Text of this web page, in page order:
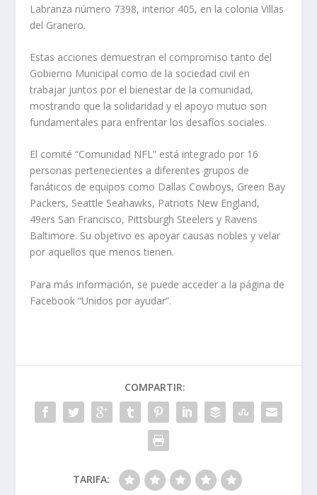
Labranza número 7398, interior 405, en la colonia Villas
del Granero.
Estas acciones demuestran el compromiso tanto del
Gobierno Municipal como de la sociedad civil en
trabajar juntos por el bienestar de la comunidad,
mostrando que la solidaridad y el apoyo mutuo son
fundamentales para enfrentar los desafíos sociales.
El comité “Comunidad NFL” está integrado por 16
personas pertenecientes a diferentes grupos de
fanáticos de equipos como Dallas Cowboys, Green Bay
Packers, Seattle Seahawks, Patriots New England,
49ers San Francisco, Pittsburgh Steelers y Ravens
Baltimore. Su objetivo es apoyar causas nobles y velar
por aquellos que menos tienen.
Para más información, se puede acceder a la página de
Facebook “Unidos por ayudar”.
COMPARTIR:
TARIFA: